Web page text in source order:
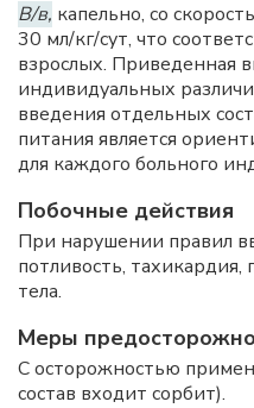
В/в, капельно, со
30 мл/кг/сут, что
взрослых. Приведенная
индивидуальных
введения отдельных
питания является
для каждого больного
Побочные действия
При нарушении правил
потливость,
тела.
Меры
С осторожностью
состав входит сорбит).